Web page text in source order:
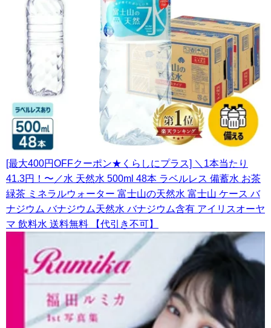
[最大400円OFFクーポン★くらしにプラス] ＼1本当たり
41.3円！〜／水 天然水 500ml 48本 ラベルレス 備蓄水 お茶
緑茶 ミネラルウォーター 富士山の天然水 富士山 ケース バ
ナジウム バナジウム天然水 バナジウム含有 アイリスオーヤ
マ 飲料水 送料無料 【代引き不可】